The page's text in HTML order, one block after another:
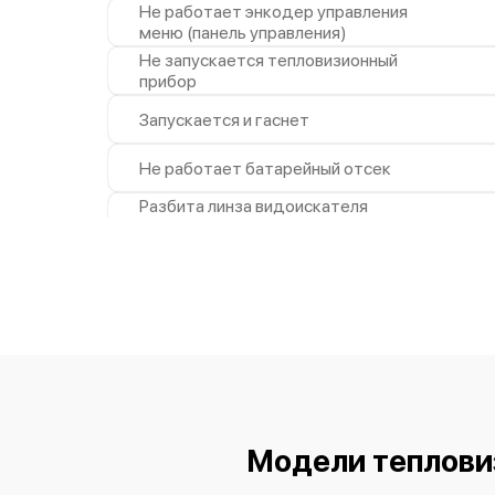
Не работает энкодер управления
меню (панель управления)
Не запускается тепловизионный
прибор
Запускается и гаснет
Не работает батарейный отсек
Разбита линза видоискателя
Восстановление цепи питания
Модели